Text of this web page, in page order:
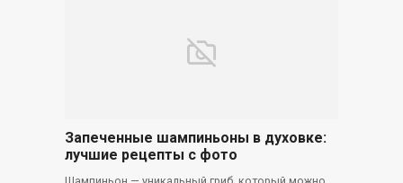
Запеченные шампиньоны в духовке:
лучшие рецепты с фото